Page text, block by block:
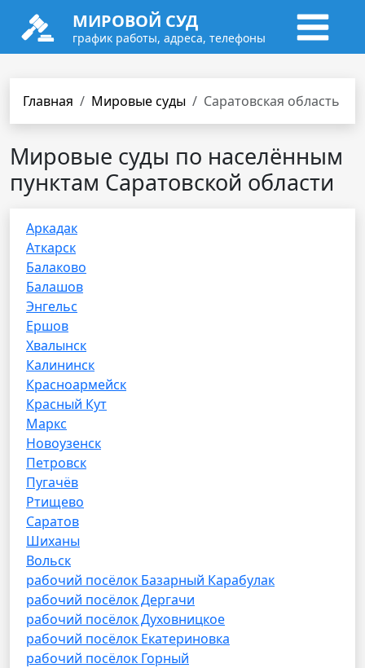
МИРОВОЙ СУД
график работы, адреса, телефоны
Главная Мировые суды Саратовская область
Мировые суды по населённым
пунктам Саратовской области
Аркадак
Аткарск
Балаково
Балашов
Энгельс
Ершов
Хвалынск
Калининск
Красноармейск
Красный Кут
Маркс
Новоузенск
Петровск
Пугачёв
Ртищево
Саратов
Шиханы
Вольск
рабочий посёлок Базарный Карабулак
рабочий посёлок Дергачи
рабочий посёлок Духовницкое
рабочий посёлок Екатериновка
рабочий посёлок Горный